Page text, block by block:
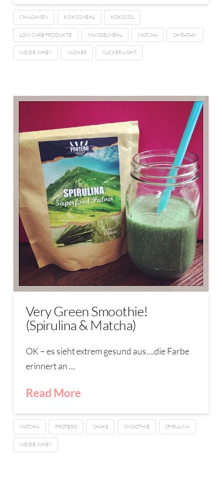
CHIASAMEN KOKOSMEHL KOKOSÖL
LOW CARB PRODUKTE MANDELMEHL MATCHA SHIRATAKI
WEIDE WHEY XUCKER XUCKER LIGHT
Very Green Smoothie!
(Spirulina & Matcha)
OK – es sieht extrem gesund aus….die Farbe
erinnert an …
Read More
MATCHA PROTERO SHAKE SMOOTHIE SPIRULINA
WEIDE WHEY